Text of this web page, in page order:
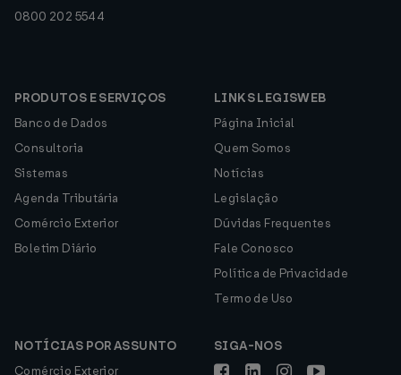
0800 202 5544
PRODUTOS E SERVIÇOS
Banco de Dados
Consultoria
Sistemas
Agenda Tributária
Comércio Exterior
Boletim Diário
LINKS LEGISWEB
Página Inicial
Quem Somos
Notícias
Legislação
Dúvidas Frequentes
Fale Conosco
Política de Privacidade
Termo de Uso
NOTÍCIAS POR ASSUNTO
Comércio Exterior
SIGA-NOS